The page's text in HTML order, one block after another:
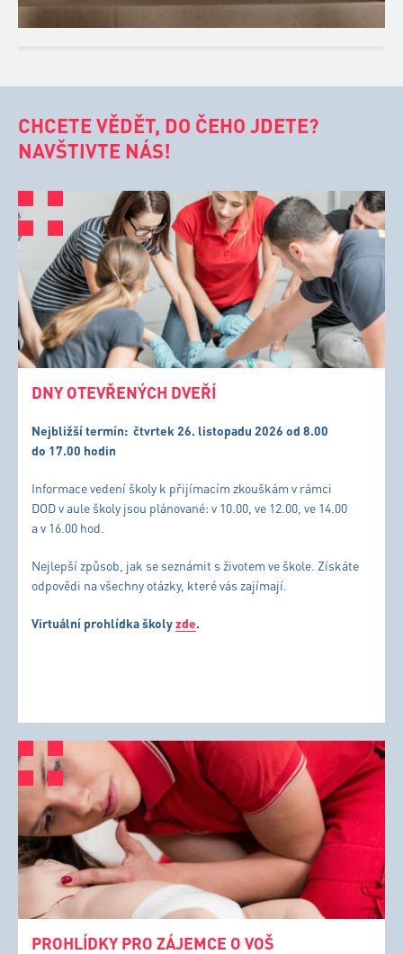
CHCETE VĚDĚT, DO ČEHO JDETE?
NAVŠTIVTE NÁS!
DNY OTEVŘENÝCH DVEŘÍ
Nejbližší termín: čtvrtek 26. listopadu 2026 od 8.00
do 17.00 hodin
Informace vedení školy k přijímacím zkouškám v rámci
DOD v aule školy jsou plánované: v 10.00, ve 12.00, ve 14.00
a v 16.00 hod.
Nejlepší způsob, jak se seznámit s životem ve škole. Získáte
odpovědi na všechny otázky, které vás zajímají.
Virtuální prohlídka školyzde.
PROHLÍDKY PRO ZÁJEMCE O VOŠ